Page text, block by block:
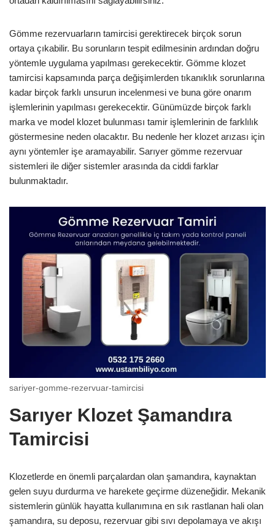
Gömme rezervuarların tamircisi gerektirecek birçok sorun
ortaya çıkabilir. Bu sorunların tespit edilmesinin ardından doğru
yöntemle uygulama yapılması gerekecektir. Gömme klozet
tamircisi kapsamında parça değişimlerden tıkanıklık sorunlarına
kadar birçok farklı unsurun incelenmesi ve buna göre onarım
işlemlerinin yapılması gerekecektir. Günümüzde birçok farklı
marka ve model klozet bulunması tamir işlemlerinin de farklılık
göstermesine neden olacaktır. Bu nedenle her klozet arızası için
aynı yöntemler işe aramayabilir. Sarıyer gömme rezervuar
sistemleri ile diğer sistemler arasında da ciddi farklar
bulunmaktadır.
sariyer-gomme-rezervuar-tamircisi
Sarıyer Klozet Şamandıra
Tamircisi
Klozetlerde en önemli parçalardan olan şamandıra, kaynaktan
gelen suyu durdurma ve harekete geçirme düzeneğidir. Mekanik
sistemlerin günlük hayatta kullanımına en sık rastlanan hali olan
şamandıra, su deposu, rezervuar gibi sıvı depolamaya ve akışı